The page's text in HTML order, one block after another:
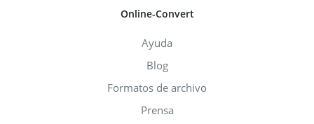
Online-Convert
Ayuda
Blog
Formatos de archivo
Prensa